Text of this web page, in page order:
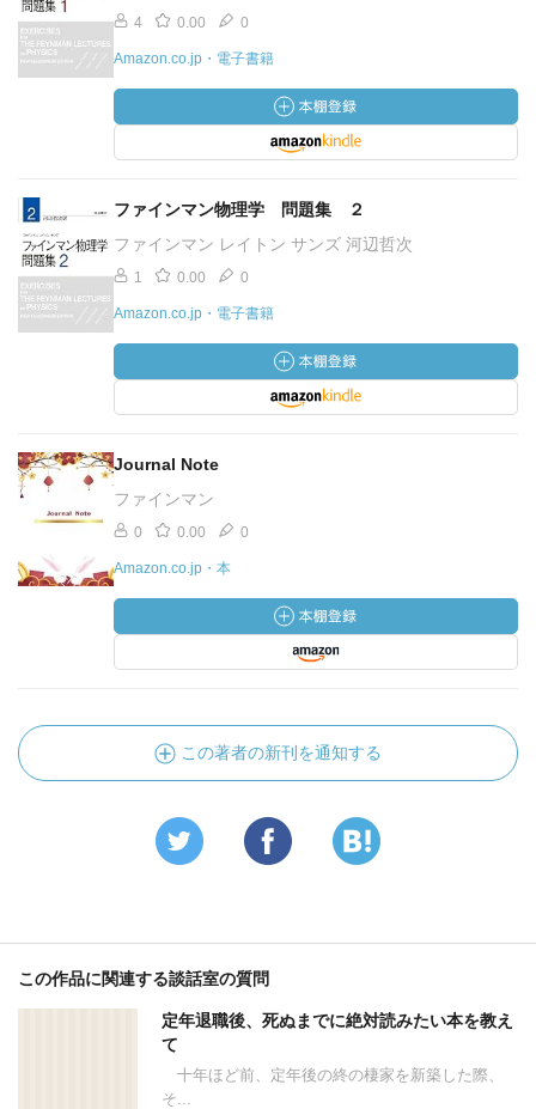
4 0.00 0
Amazon.co.jp・電子書籍
ファインマン物理学 問題集 ２
ファインマン レイトン サンズ 河辺哲次
1 0.00 0
Amazon.co.jp・電子書籍
Journal Note
ファインマン
0 0.00 0
Amazon.co.jp・本
この著者の新刊を通知する
この作品に関連する談話室の質問
定年退職後、死ぬまでに絶対読みたい本を教え
て
十年ほど前、定年後の終の棲家を新築した際、
そ...